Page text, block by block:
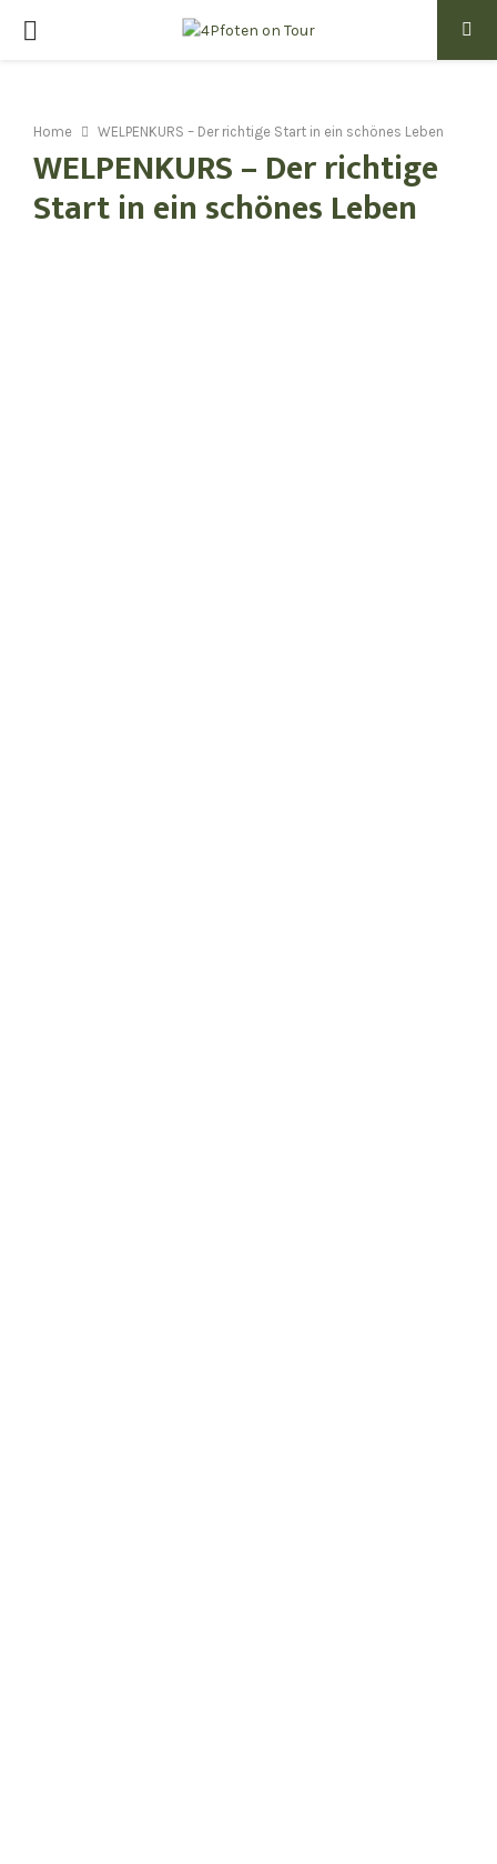
PRIMARY
Home WELPENKURS – Der richtige Start in ein schönes Leben
WELPENKURS – Der richtige
Start in ein schönes Leben